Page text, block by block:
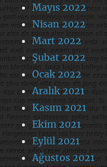
Mayıs 2022
Nisan 2022
Mart 2022
Şubat 2022
Ocak 2022
Aralık 2021
Kasım 2021
Ekim 2021
Eylül 2021
Ağustos 2021